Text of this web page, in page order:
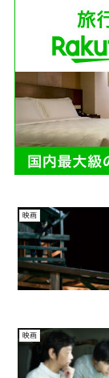
映画
映画